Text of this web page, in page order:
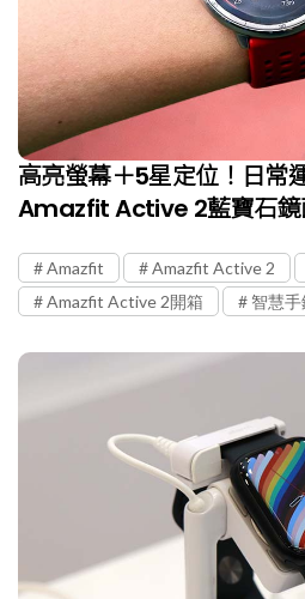
高亮螢幕＋5星定位！日常
Amazfit Active 2藍寶石鏡
Amazfit Amazfit Active 2
Amazfit Active 2開箱
智慧手